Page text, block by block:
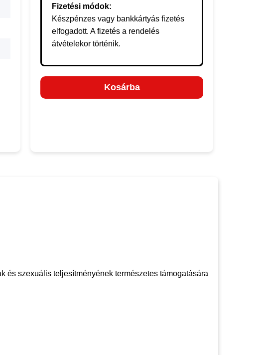
Fizetési módok:
Készpénzes vagy bankkártyás fizetés
elfogadott. A fizetés a rendelés
átvételekor történik.
Kosárba
és szexuális teljesítményének természetes támogatására